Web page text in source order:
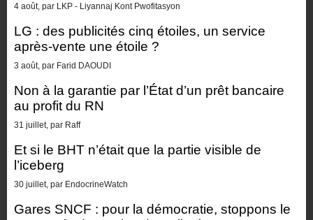
4 août, par LKP - Liyannaj Kont Pwofitasyon
LG : des publicités cinq étoiles, un service
après-vente une étoile ?
3 août, par Farid DAOUDI
Non à la garantie par l’État d’un prêt bancaire
au profit du RN
31 juillet, par Raff
Et si le BHT n’était que la partie visible de
l’iceberg
30 juillet, par EndocrineWatch
Gares SNCF : pour la démocratie, stoppons le